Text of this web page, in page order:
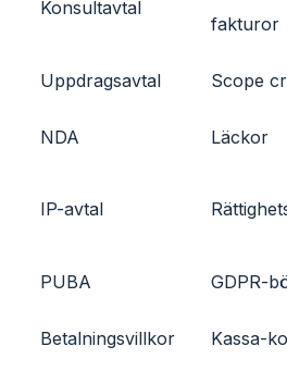
Konsultavtal
fakturor
Uppdragsavtal Scope
NDA Läckor
IP-avtal
PUBA GDPR-
Betalningsvillkor Kassa-